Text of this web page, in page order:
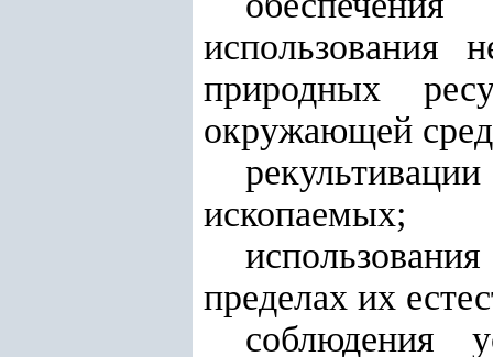
использования
природных
окружающей
ископаемых;
пределах их
соблюдения